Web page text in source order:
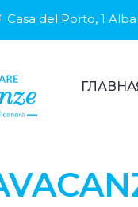
Casa del Porto, 1